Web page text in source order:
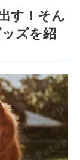
す！そん
ズを紹